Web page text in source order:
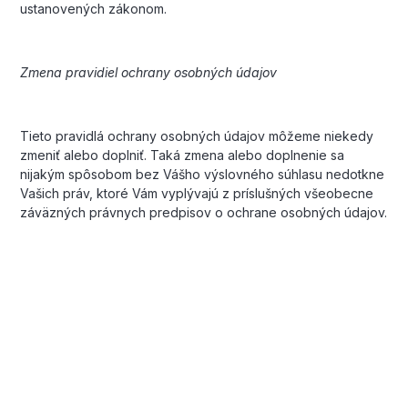
ustanovených zákonom.
Zmena pravidiel ochrany osobných údajov
Tieto pravidlá ochrany osobných údajov môžeme niekedy
zmeniť alebo doplniť. Taká zmena alebo doplnenie sa
nijakým spôsobom bez Vášho výslovného súhlasu nedotkne
Vašich práv, ktoré Vám vyplývajú z príslušných všeobecne
záväzných právnych predpisov o ochrane osobných údajov.